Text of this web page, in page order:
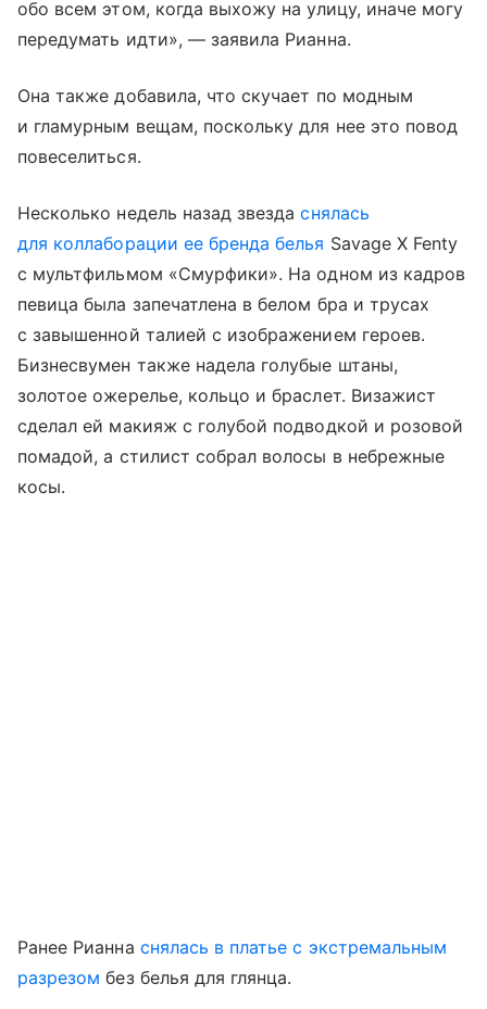
обо всем этом, когда выхожу на улицу, иначе могу
передумать идти», — заявила Рианна.
Она также добавила, что скучает по модным
и гламурным вещам, поскольку для нее это повод
повеселиться.
Несколько недель назад звездаснялась
для коллаборации ее бренда белья Savage X Fenty
с мультфильмом «Смурфики». На одном из кадров
певица была запечатлена в белом бра и трусах
с завышенной талией с изображением героев.
Бизнесвумен также надела голубые штаны,
золотое ожерелье, кольцо и браслет. Визажист
сделал ей макияж с голубой подводкой и розовой
помадой, а стилист собрал волосы в небрежные
косы.
Ранее Рианна снялась в платье с экстремальным
разрезом без белья для глянца.